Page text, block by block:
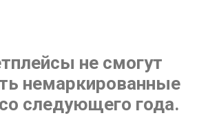
не смогут
немаркированные
следующего года.